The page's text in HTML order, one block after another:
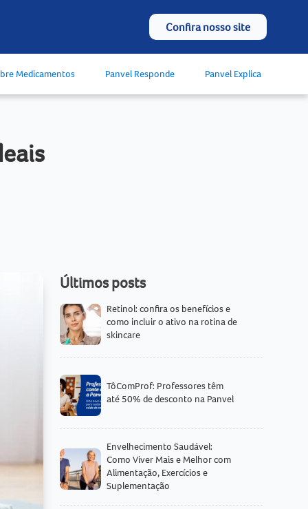
Confira nosso site
Medicamentos Panvel Responde Panvel Explica
Últimos posts
Retinol: confira os benefícios e
como incluir o ativo na rotina de
skincare
TôComProf: Professores têm
até 50% de desconto na Panvel
Envelhecimento Saudável:
Como Viver Mais e Melhor com
Alimentação, Exercícios e
Suplementação